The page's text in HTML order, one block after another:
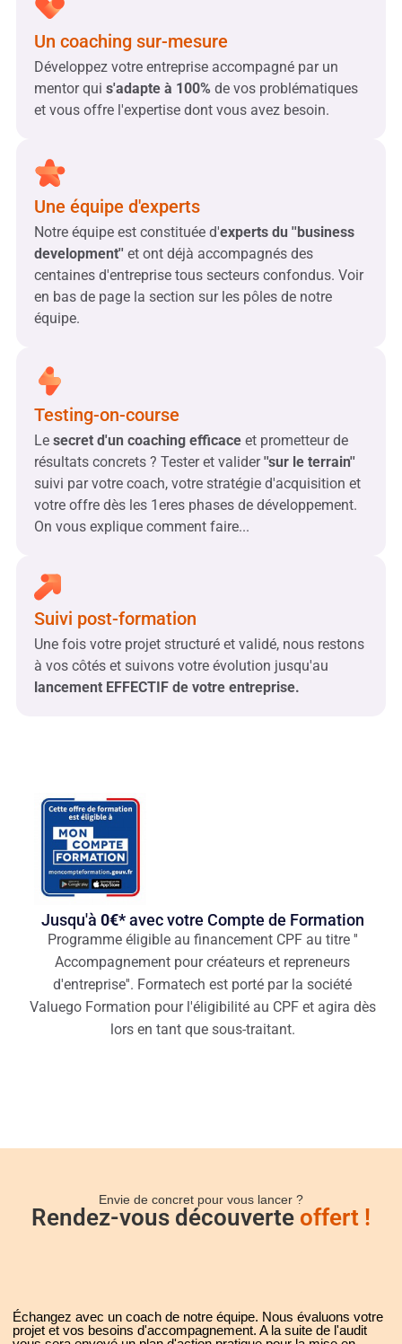
Un coaching sur-mesure
Développez votre entreprise accompagné par un
mentor qui s'adapte à 100% de vos problématiques
et vous offre l'expertise dont vous avez besoin.
Une équipe d'experts
Notre équipe est constituée d'experts du ''business
development'' et ont déjà accompagnés des
centaines d'entreprise tous secteurs confondus. Voir
en bas de page la section sur les pôles de notre
équipe.
Testing-on-course
Le secret d'un coaching efficace et prometteur de
résultats concrets ? Tester et valider''sur le terrain''
suivi par votre coach, votre stratégie d'acquisition et
votre offre dès les 1eres phases de développement.
On vous explique comment faire...
Suivi post-formation
Une fois votre projet structuré et validé, nous restons
à vos côtés et suivons votre évolution jusqu'au
lancement EFFECTIF de votre entreprise.
Jusqu'à 0€*avec votre Compte de Formation
Programme éligible au financement CPF au titre ''
Accompagnement pour créateurs et repreneurs
d'entreprise''. Formatech est porté par la société
Valuego Formation pour l'éligibilité au CPF et agira dès
lors en tant que sous-traitant.
Envie de concret pour vous lancer ?
Rendez-vous découverte offert !
Échangez avec un coach de notre équipe. Nous évaluons votre
projet et vos besoins d'accompagnement. A la suite de l'audit